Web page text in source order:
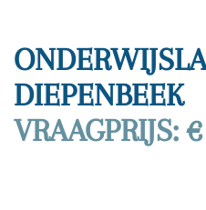
DIEPENBEEK
VRAAGPRIJS: